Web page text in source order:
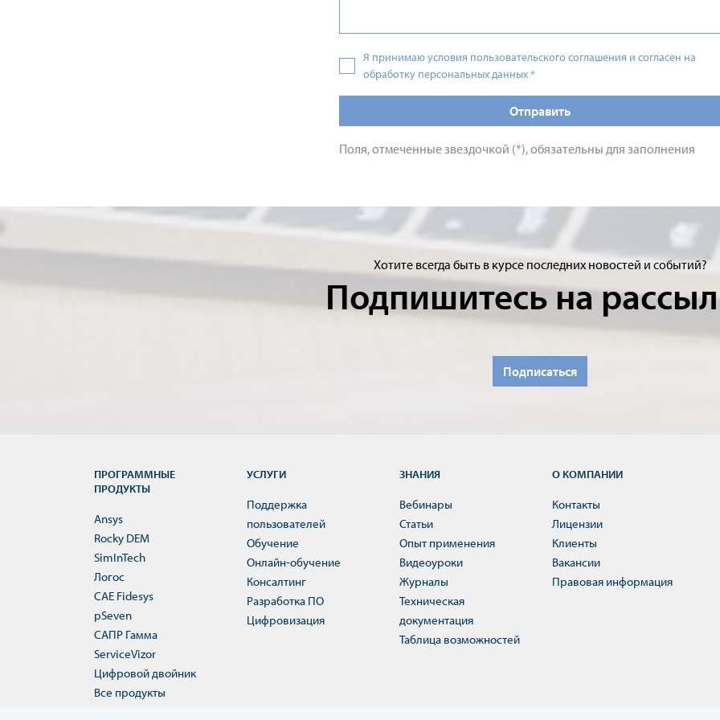
Я принимаю условия пользовательского соглашения и согласен на
обработку персональных данных*
Отправить
Поля, отмеченные звездочкой (*), обязательны для заполнения
Хотите всегда быть в курсе последних новостей и событий?
Подпишитесь на
Подписаться
ПРОГРАММНЫЕ
ПРОДУКТЫ
Ansys
Rocky DEM
SimInTech
Логос
CAE Fidesys
pSeven
САПР Гамма
ServiceVizor
Цифровой двойник
Все продукты
УСЛУГИ
Поддержка
пользователей
Обучение
Онлайн-обучение
Консалтинг
Разработка ПО
Цифровизация
ЗНАНИЯ
Вебинары
Статьи
Опыт применения
Видеоуроки
Журналы
Техническая
документация
Таблица возможностей
О КОМПАНИИ
Контакты
Лицензии
Клиенты
Вакансии
Правовая информация